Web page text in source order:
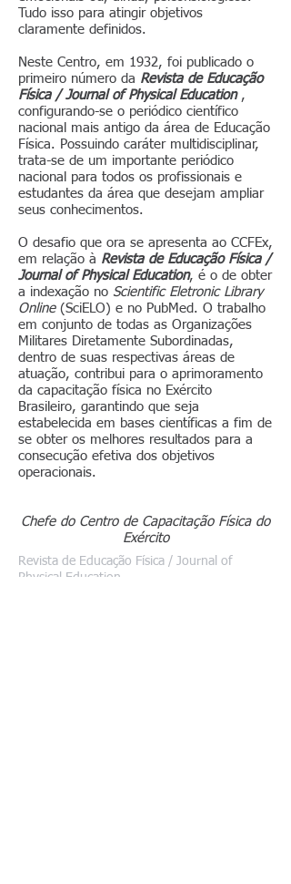
Tudo isso para atingir objetivos
claramente definidos.
Neste Centro, em 1932, foi publicado o
primeiro número da Revista de Educação
Física / Journal of Physical Education,
configurando-se o periódico científico
nacional mais antigo da área de Educação
Física. Possuindo caráter multidisciplinar,
trata-se de um importante periódico
nacional para todos os profissionais e
estudantes da área que desejam ampliar
seus conhecimentos.
O desafio que ora se apresenta ao CCFEx,
em relação à Revista de Educação Física /
Journal of Physical Education, é o de obter
a indexação no Scientific Eletronic Library
Online(SciELO) e no PubMed. O trabalho
em conjunto de todas as Organizações
Militares Diretamente Subordinadas,
dentro de suas respectivas áreas de
atuação, contribui para o aprimoramento
da capacitação física no Exército
Brasileiro, garantindo que seja
estabelecida em bases científicas a fim de
se obter os melhores resultados para a
consecução efetiva dos objetivos
operacionais.
Chefe do Centro de Capacitação Física do
Exército
Revista de Educação Física / Journal of
Physical Education